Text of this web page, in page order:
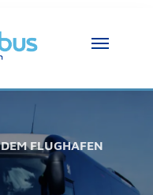
FLUGHAFEN